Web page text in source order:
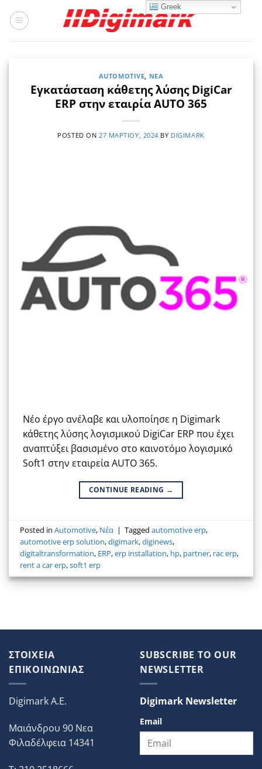
στο
AUTOMOTIVE, ΝΈΑ
Εγκατάσταση κάθετης λύσης DigiCar
ERP στην εταιρία AUTO 365
POSTED ON 27 ΜΑΡΤΊΟΥ, 2024 BY DIGIMARK
Νέο έργο ανέλαβε και υλοποίησε η Digimark
κάθετης λύσης λογισμικού DigiCar ERP που έχει
αναπτύξει βασισμένο στο καινοτόμο λογισμικό
Soft1 στην εταιρεία AUTO 365.
CONTINUE READING →
Posted inAutomotive, Νέα | Taggedautomotive erp,
automotive erp solution,digimark,diginews,
digitaltransformation, ERP,erp installation, hp, partner, rac erp,
rent a car erp,soft1 erp
ΣΤΟΙΧΕΙΑ
ΕΠΙΚΟΙΝΩΝΙΑΣ
Digimark A.E.
Μαιάνδρου 90 Νεα
Φιλαδέλφεια 14341
SUBSCRIBE TO OUR
NEWSLETTER
Digimark Newsletter
Email
Greek